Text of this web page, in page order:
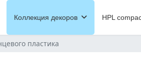
Коллекция декоров HPL
пластика